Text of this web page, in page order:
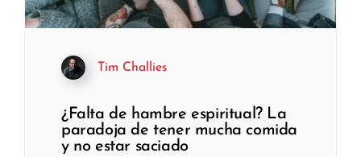
Tim Challies
¿Falta de hambre espiritual? La
paradoja de tener mucha comida
y no estar saciado